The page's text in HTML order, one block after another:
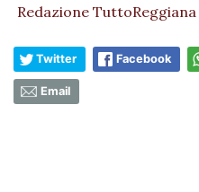
Redazione TuttoReggiana
Twitter Facebook
Email